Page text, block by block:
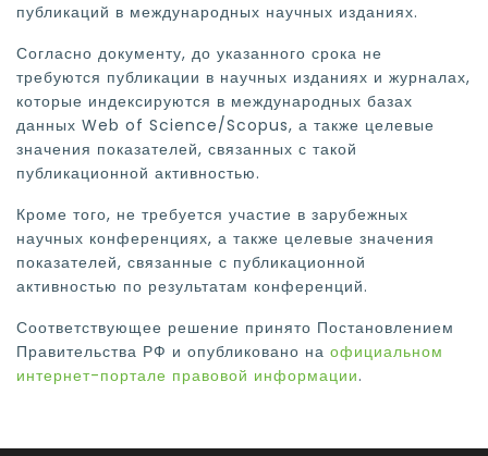
публикаций в международных научных изданиях.
Согласно документу, до указанного срока не
требуются публикации в научных изданиях и журналах,
которые индексируются в международных базах
данных Web of Science/Scopus, а также целевые
значения показателей, связанных с такой
публикационной активностью.
Кроме того, не требуется участие в зарубежных
научных конференциях, а также целевые значения
показателей, связанные с публикационной
активностью по результатам конференций.
Соответствующее решение принято Постановлением
Правительства РФ и опубликовано на официальном
интернет-портале правовой информации.